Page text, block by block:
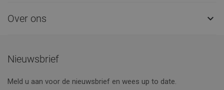
Over ons 
Nieuwsbrief
Meld u aan voor de nieuwsbrief en wees up to date.